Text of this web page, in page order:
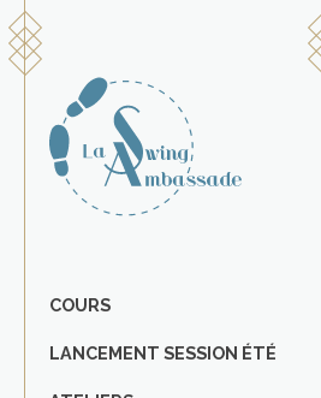
COURS
LANCEMENT SESSION ÉTÉ